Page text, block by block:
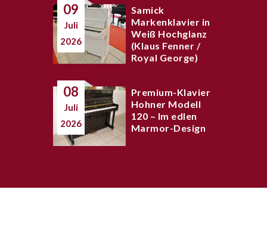
09
Juli
2026
Samick
Markenklavier in
Weiß Hochglanz
(Klaus Fenner /
Royal George)
08
Juli
2026
Premium-Klavier
Hohner Modell
120 – Im edlen
Marmor-Design